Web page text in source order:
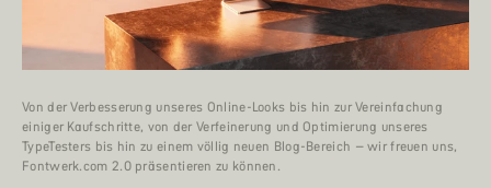
Von der Verbesserung unseres Online-Looks bis hin zur Vereinfachung
einiger Kaufschritte, von der Verfeinerung und Optimierung unseres
TypeTesters bis hin zu einem völlig neuen Blog-Bereich – wir freuen uns,
Fontwerk.com 2.0 präsentieren zu können.